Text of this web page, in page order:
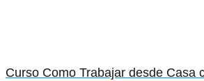
Curso Como Trabajar desde Casa